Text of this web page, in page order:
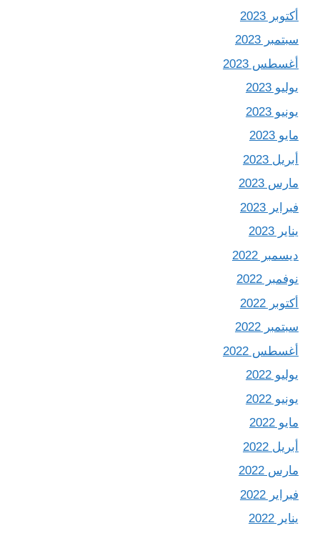
أكتوبر 2023
سبتمبر 2023
أغسطس 2023
يوليو 2023
يونيو 2023
مايو 2023
أبريل 2023
مارس 2023
فبراير 2023
يناير 2023
ديسمبر 2022
نوفمبر 2022
أكتوبر 2022
سبتمبر 2022
أغسطس 2022
يوليو 2022
يونيو 2022
مايو 2022
أبريل 2022
مارس 2022
فبراير 2022
يناير 2022